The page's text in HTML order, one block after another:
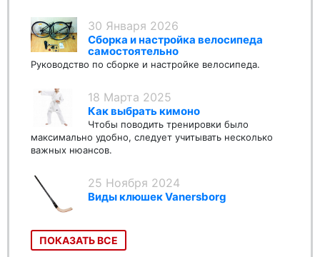
30 Января 2026
Сборка и настройка велосипеда
самостоятельно
Руководство по сборке и настройке велосипеда.
18 Марта 2025
Как выбрать кимоно
Чтобы поводить тренировки было
максимально удобно, следует учитывать несколько
важных нюансов.
25 Ноября 2024
Виды клюшек Vanersborg
ПОКАЗАТЬ ВСЕ